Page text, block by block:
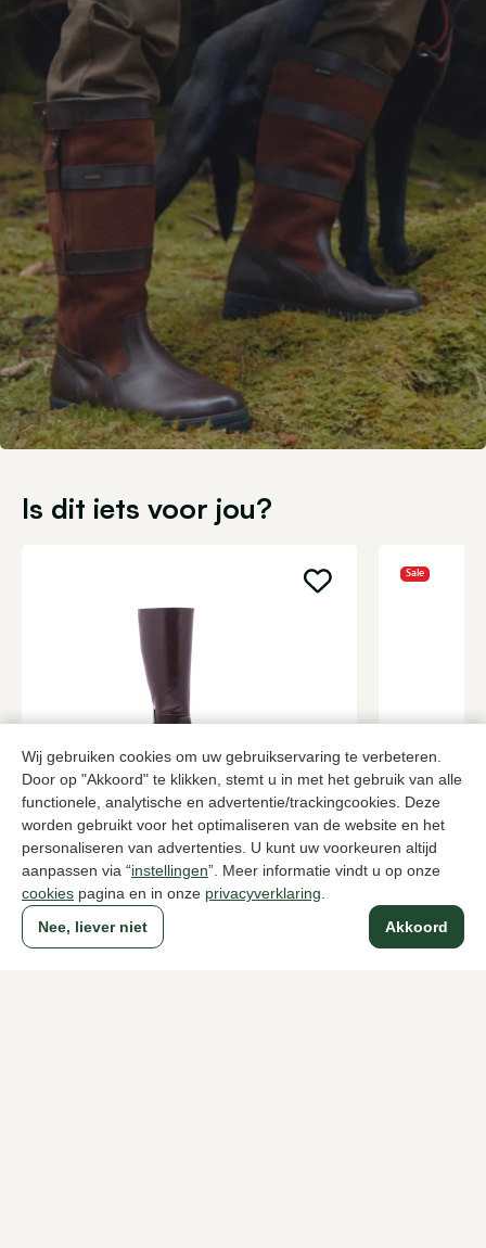
Wij gebruiken cookies om uw gebruikservaring te verbeteren.
Door op "Akkoord" te klikken, stemt u in met het gebruik van alle
functionele, analytische en advertentie/trackingcookies. Deze
worden gebruikt voor het optimaliseren van de website en het
personaliseren van advertenties. U kunt uw voorkeuren altijd
aanpassen via “instellingen”. Meer informatie vindt u op onze
cookies pagina en in onze privacyverklaring
Akkoord
Nee, liever niet
Is dit iets voor jou?
Zinda
Roodbruin lange laarzen dames
289,95
Sale
Sendra
Cognac
279,95